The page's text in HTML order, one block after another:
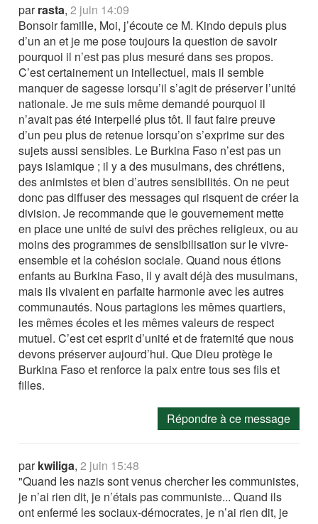
parrasta,2 juin 14:09
Bonsoir famille, Moi, j’écoute ce M. Kindo depuis plus
d’un an et je me pose toujours la question de savoir
pourquoi il n’est pas plus mesuré dans ses propos.
C’est certainement un intellectuel, mais il semble
manquer de sagesse lorsqu’il s’agit de préserver l’unité
nationale. Je me suis même demandé pourquoi il
n’avait pas été interpellé plus tôt. Il faut faire preuve
d’un peu plus de retenue lorsqu’on s’exprime sur des
sujets aussi sensibles. Le Burkina Faso n’est pas un
pays islamique ; il y a des musulmans, des chrétiens,
des animistes et bien d’autres sensibilités. On ne peut
donc pas diffuser des messages qui risquent de créer la
division. Je recommande que le gouvernement mette
en place une unité de suivi des prêches religieux, ou au
moins des programmes de sensibilisation sur le vivre-
ensemble et la cohésion sociale. Quand nous étions
enfants au Burkina Faso, il y avait déjà des musulmans,
mais ils vivaient en parfaite harmonie avec les autres
communautés. Nous partagions les mêmes quartiers,
les mêmes écoles et les mêmes valeurs de respect
mutuel. C’est cet esprit d’unité et de fraternité que nous
devons préserver aujourd’hui. Que Dieu protège le
Burkina Faso et renforce la paix entre tous ses fils et
filles.
Répondre à ce message
parkwiliga,2 juin 15:48
"Quand les nazis sont venus chercher les communistes,
je n’ai rien dit, je n’étais pas communiste... Quand ils
ont enfermé les sociaux-démocrates, je n’ai rien dit, je